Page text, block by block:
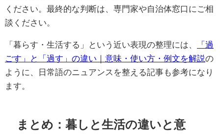
ください。最終的な判断は、専門家や自治体窓口にご相
談ください。
「暮らす・生活する」という近い表現の整理には、
「過
ごす」と「過す」の違い｜意味・使い方・例文を解説の
ように、日常語のニュアンスを整える記事も参考になり
ます。
まとめ：暮しと生活の違いと意